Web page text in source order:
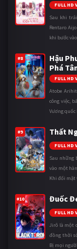
FULL HD
Sau khi
Rentaro
khi bước
#8
Hậu
Phá
FULL HD
Atobe
công việc,
Vương
#9 Thất
FULL HD
Sau những
vào một
Khi đối mặt
#10 Đuốc
FULL HD
Jirô là một
đồng thời
Bị mọi